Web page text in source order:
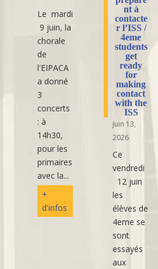
Le mardi
9 juin, la
chorale
de
l'EIPACA
a donné
3
concerts
: à
14h30,
pour les
primaires
avec la...
+
d'infos
nt à
contacte
r l’ISS /
4eme
students
get
ready
for
making
contact
with the
ISS
Juin 13,
2026
Ce
vendredi
12 juin
les
élèves de
4eme se
sont
essayés
aux